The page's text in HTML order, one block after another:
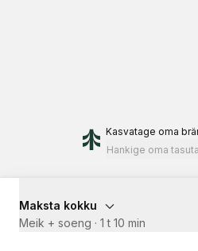
Kasvatage oma
Hankige oma
Maksta kokku
Meik + soeng · 1 t 10 min